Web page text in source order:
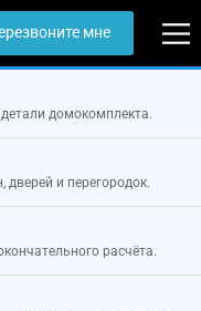
мне
домокомплекта.
дверей и перегородок.
расчёта.